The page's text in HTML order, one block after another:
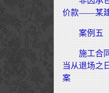
价款——某建
案例五
施工合
当从退场之
案